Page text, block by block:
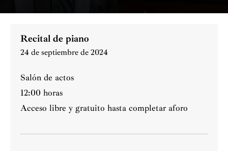
Recital de piano
24 de septiembre de 2024
Salón de actos
12:00 horas
Acceso libre y gratuito hasta completar aforo